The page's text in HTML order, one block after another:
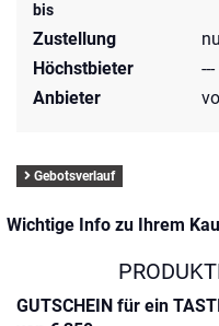
bis
Zustellung
Höchstbieter
---
Anbieter
Gebotsverlauf
Wichtige Info zu Ihrem
GUTSCHEIN für ein